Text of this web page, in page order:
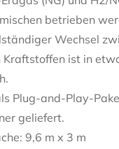
betrieben
Wechsel
Kraftstoffen ist in
Plug-and-Play-
geliefert.
9,6 m x 3 m